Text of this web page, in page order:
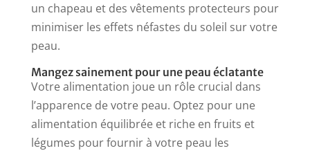
un chapeau et des vêtements protecteurs pour
minimiser les effets néfastes du soleil sur votre
peau.
Mangez sainement pour une peau éclatante
Votre alimentation joue un rôle crucial dans
l’apparence de votre peau. Optez pour une
alimentation équilibrée et riche en fruits et
légumes pour fournir à votre peau les